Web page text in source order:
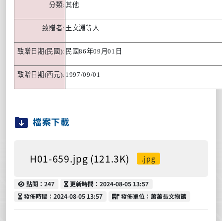
分類: 其他
致贈者: 王文淵等人
致贈日期(民國): 民國86年09 月01 日
致贈日期(西元): 1997/09/01
檔案下載
H01-659.jpg (121.3K) .jpg
點閱
點閱：247 更新時間
更新時間：2024-08-05 13:57
發佈時間
發佈時間：2024-08-05 13:57 發佈單位
發佈單位：蕭萬長文物館